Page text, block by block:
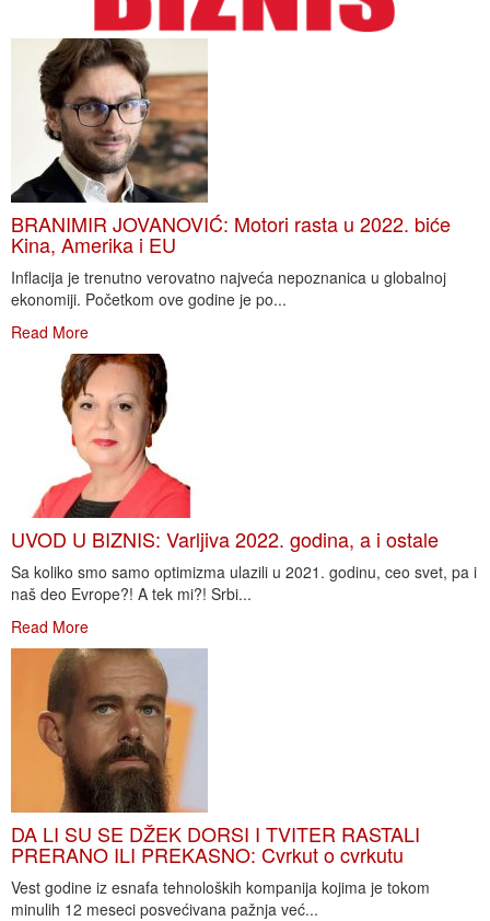
BRANIMIR JOVANOVIĆ: Motori rasta u 2022. biće
Kina, Amerika i EU
Inflacija je trenutno verovatno najveća nepoznanica u globalnoj
ekonomiji. Početkom ove godine je po...
Read More
UVOD U BIZNIS: Varljiva 2022. godina, a i ostale
Sa koliko smo samo optimizma ulazili u 2021. godinu, ceo svet, pa i
naš deo Evrope?! A tek mi?! Srbi...
Read More
DA LI SU SE DŽEK DORSI I TVITER RASTALI
PRERANO ILI PREKASNO: Cvrkut o cvrkutu
Vest godine iz esnafa tehnoloških kompanija kojima je tokom
minulih 12 meseci posvećivana pažnja već...